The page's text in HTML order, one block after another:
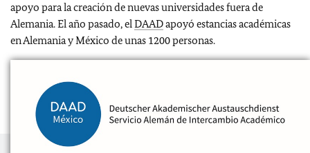
apoyo para la creación de nuevas universidades fuera de
Alemania. El año pasado, elDAADapoyó estancias académicas
en Alemania y México de unas 1200 personas.